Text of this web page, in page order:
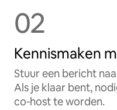
02
Kennismaken
Stuur een bericht
Als je klaar bent,
co‑host te worden.